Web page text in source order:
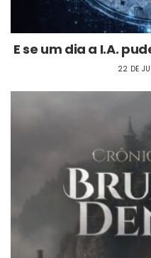
E se um dia a I.A.
22 DE